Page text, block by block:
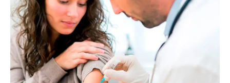
Society for Paediatric Infectious Diseases (ESPID)
vorgestellt.